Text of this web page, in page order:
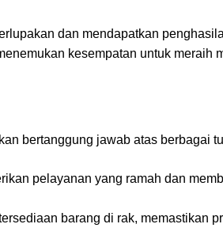
dan mendapatkan
kesempatan untuk meraih
bertanggung jawab atas berbagai
pelayanan yang ramah dan
barang di rak, memastikan